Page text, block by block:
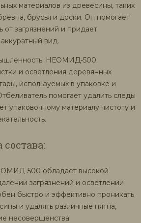
материалов из древесины, таких
брусья и доски. Он помогает
от загрязнений и придает
вид.
НЕОМИД-500
и осветления деревянных
используемых в упаковке и
помогает удалить следы
упаковочному материалу чистоту и
500 обладает высокой
загрязнений и осветлении
быстро и эффективно проникать
и удалять различные пятна,
несовершенства.